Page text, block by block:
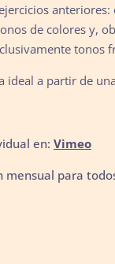
anteriores:
de colores y,
tonos
ideal a partir de
en: Vimeo
mensual para